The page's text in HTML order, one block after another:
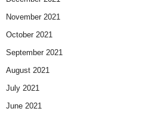
November 2021
October 2021
September 2021
August 2021
July 2021
June 2021